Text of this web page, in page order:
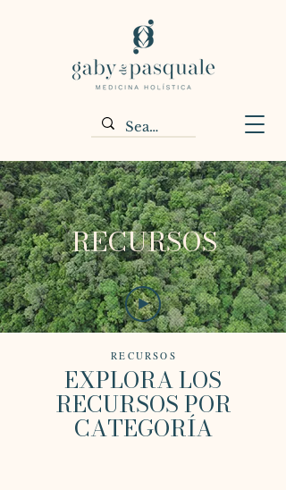
RECURSOS
RECURSOS
EXPLORA LOS
RECURSOS POR
CATEGORÍA